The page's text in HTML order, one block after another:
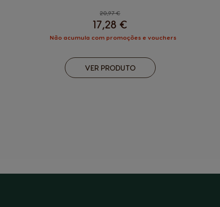
Regular Price
20,97 €
17,28 €
Não acumula com promoções e vouchers
VER PRODUTO